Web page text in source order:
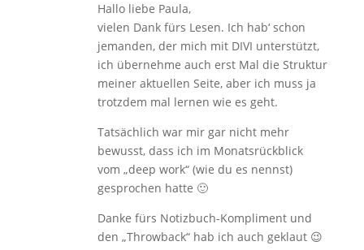
Hallo liebe Paula,
vielen Dank fürs Lesen. Ich hab‘ schon
jemanden, der mich mit DIVI unterstützt,
ich übernehme auch erst Mal die Struktur
meiner aktuellen Seite, aber ich muss ja
trotzdem mal lernen wie es geht.
Tatsächlich war mir gar nicht mehr
bewusst, dass ich im Monatsrückblick
vom „deep work“ (wie du es nennst)
gesprochen hatte 🙂
Danke fürs Notizbuch-Kompliment und
den „Throwback“ hab ich auch geklaut 😉